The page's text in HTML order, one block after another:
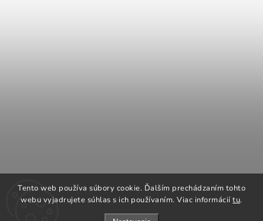
Tento web používa súbory cookie. Ďalším prechádzaním tohto
webu vyjadrujete súhlas s ich používaním. Viac informáciítu.
ROMOTOP Kachle a vložky
NAPOLEON grily